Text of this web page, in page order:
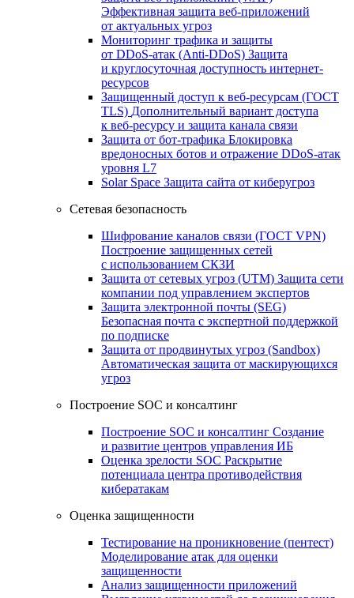
Эффективная защита веб-приложений
от актуальных угроз
Мониторинг трафика и защиты
от DDoS‑атак (Anti‑DDoS) Защита
и круглосуточная доступность интернет-
ресурсов
Защищенный доступ к веб-ресурсам (ГОСТ
TLS) Дополнительный вариант доступа
к веб‑ресурсу и защита канала связи
Защита от бот‑трафика Блокировка
вредоносных ботов и отражение DDoS‑атак
уровня L7
Solar Space Защита сайта от киберугроз
Сетевая безопасность
Шифрование каналов связи (ГОСТ VPN)
Построение защищенных сетей
с использованием СКЗИ
Защита от сетевых угроз (UTM) Защита сети
компании под управлением экспертов
Защита электронной почты (SEG)
Безопасная почта с экспертной поддержкой
по подписке
Защита от продвинутых угроз (Sandbox)
Автоматическая защита от маскирующихся
угроз
Построение SOC и консалтинг
Построение SOC и консалтинг Создание
и развитие центров управления ИБ
Оценка зрелости SOC Раскрытие
потенциала центра противодействия
кибератакам
Оценка защищенности
Тестирование на проникновение (пентест)
Моделирование атак для оценки
защищенности
Анализ защищенности приложений